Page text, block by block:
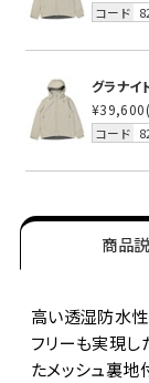
コード
グラナイ
¥39,600
コード
商品
高い透湿防水
フリーも実現し
たメッシュ裏地